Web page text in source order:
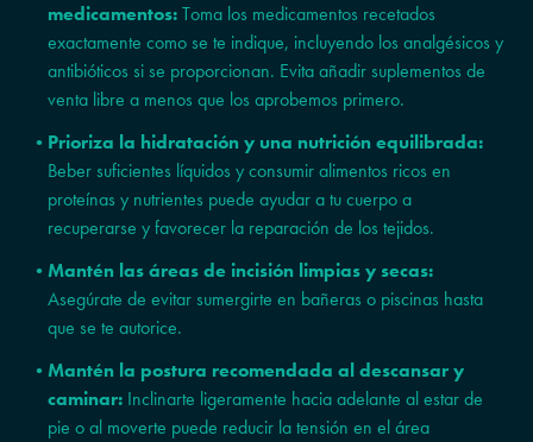
medicamentos:Toma los medicamentos recetados
exactamente como se te indique, incluyendo los analgésicos y
antibióticos si se proporcionan. Evita añadir suplementos de
venta libre a menos que los aprobemos primero.
Prioriza la hidratación y una nutrición equilibrada:
Beber suficientes líquidos y consumir alimentos ricos en
proteínas y nutrientes puede ayudar a tu cuerpo a
recuperarse y favorecer la reparación de los tejidos.
Mantén las áreas de incisión limpias y secas:
Asegúrate de evitar sumergirte en bañeras o piscinas hasta
que se te autorice.
Mantén la postura recomendada al descansar y
caminar: Inclinarte ligeramente hacia adelante al estar de
pie o al moverte puede reducir la tensión en el área